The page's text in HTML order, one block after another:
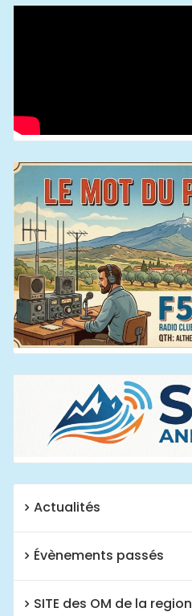
Actualités
Évènements passés
SITE des OM de la region